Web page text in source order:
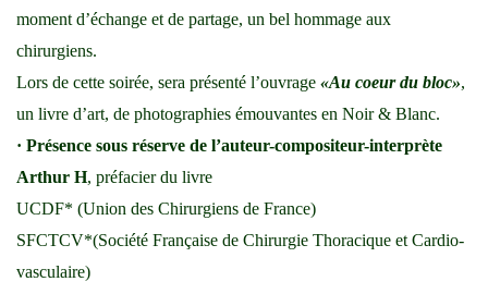
moment d’échange et de partage, un bel hommage aux
chirurgiens.
Lors de cette soirée, sera présenté l’ouvrage «Au coeur du bloc»,
un livre d’art, de photographies émouvantes en Noir & Blanc.
· Présence sous réserve de l’auteur-compositeur-interprète
Arthur H, préfacier du livre
UCDF* (Union des Chirurgiens de France)
SFCTCV*(Société Française de Chirurgie Thoracique et Cardio-
vasculaire)